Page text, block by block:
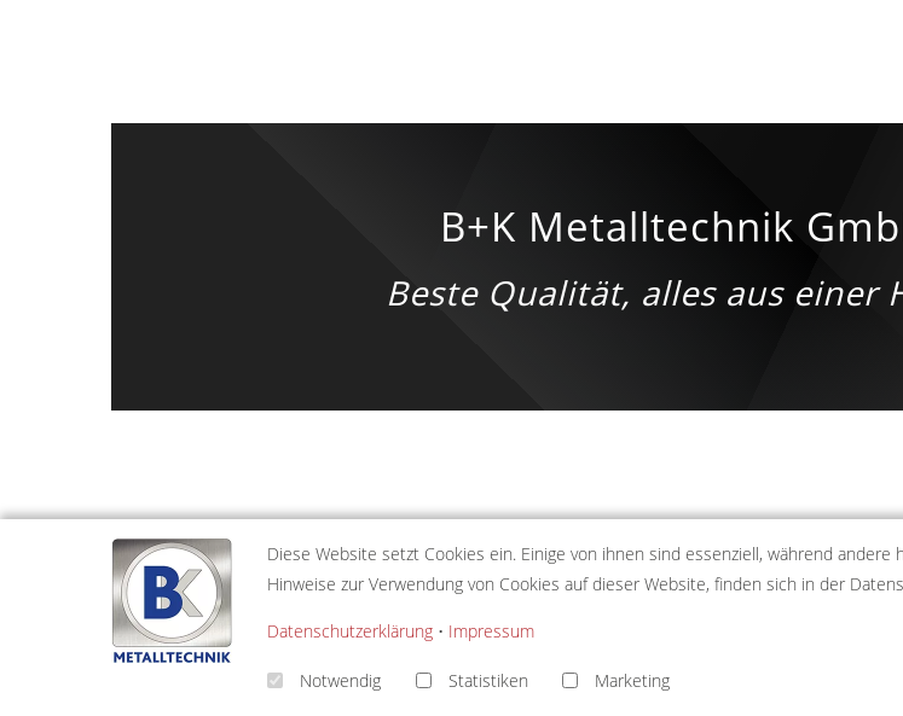
B+K Metalltechnik
Beste Qualität, alles aus einer
Beste Qualität, alles
Diese Website setzt Cookies ein. Einige von ihnen sind essenziell, während
Hinweise zur Verwendung von Cookies auf dieser Website, finden sich in der
Datenschutzerklärung • Impressum
Notwendig Statistiken Marketing